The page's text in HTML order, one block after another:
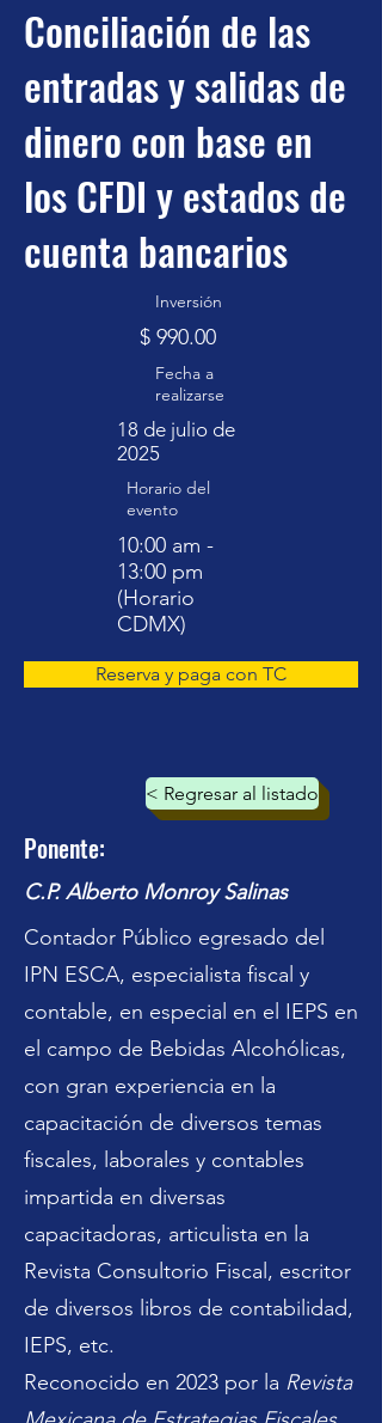
Conciliación de las
entradas y salidas de
dinero con base en
los CFDI y estados de
cuenta bancarios
Inversión
$ 990.00
Fecha a
realizarse
18 de julio de
2025
Horario del
evento
10:00 am -
13:00 pm
(Horario
CDMX)
Reserva y paga con TC
< Regresar al listado
Ponente:
C.P. Alberto Monroy Salinas
Contador Público egresado del
IPN ESCA, especialista fiscal y
contable, en especial en el IEPS en
el campo de Bebidas Alcohólicas,
con gran experiencia en la
capacitación de diversos temas
fiscales, laborales y contables
impartida en diversas
capacitadoras, articulista en la
Revista Consultorio Fiscal, escritor
de diversos libros de contabilidad,
IEPS, etc.
Reconocido en 2023 por la Revista